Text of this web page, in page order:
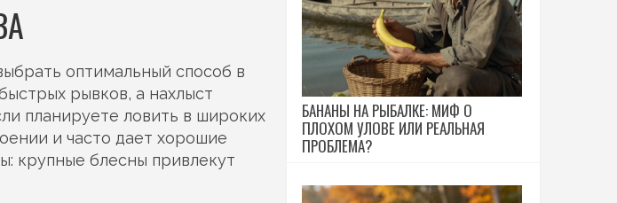
оптимальный способ в
рывков, а нахлыст
планируете ловить в широких
и часто дает хорошие
крупные блесны привлекут
БАНАНЫ НА РЫБАЛКЕ: МИФ О
ПЛОХОМ УЛОВЕ ИЛИ РЕАЛЬНАЯ
ПРОБЛЕМА?